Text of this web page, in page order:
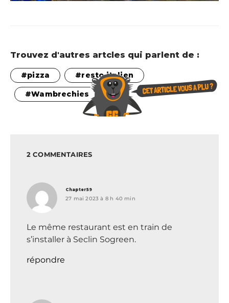
Trouvez d'autres artcles qui parlent de :
pizza resto italien
Wambrechies
2 COMMENTAIRES
Chapter59
27 mai 2023 à 8 h 40 min
Le même restaurant est en train de
s’installer à Seclin Sogreen.
répondre